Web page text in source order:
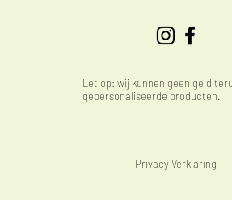
Let op: wij kunnen geen geld
gepersonaliseerde producten.
Privacy Verklaring